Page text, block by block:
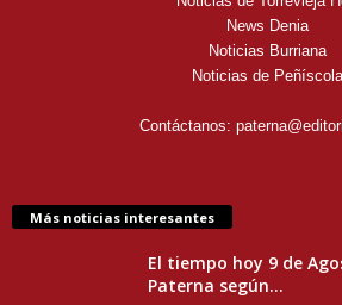
News Denia
Noticias Burriana
Noticias de Peñíscola
Contáctanos:
Más noticias interesantes
El tiempo hoy 9 de
Paterna según...